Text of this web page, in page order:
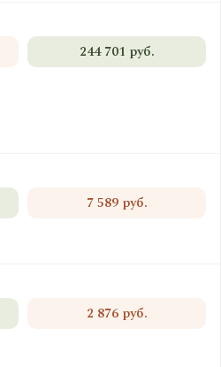
244 701 руб.
7 589 руб.
2 876 руб.